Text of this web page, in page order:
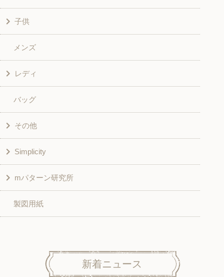
洋服
和風衣類
グッズ
子供
ワンピース
シャツ・ブラウス
スカート・パンツ
和風衣類
入園入学グッズ
その他
メンズ
レディ
シャツ・ブラウス
チュニック
ワンピース
ベスト・ジャケット・コート
スカート
ニット地専用
バッグ
その他
学校家庭科教材用
その他
Simplicity
こども＆ベビー
ボトムス
ワンピース＆スーツ
mパターン研究所
子供服
ワンピース
製図用紙
新着ニュース